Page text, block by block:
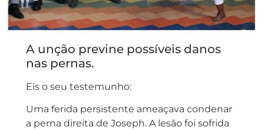
A unção previne possíveis danos
nas pernas.
Eis o seu testemunho:
Uma ferida persistente ameaçava condenar
a perna direita de Joseph. A lesão foi sofrida